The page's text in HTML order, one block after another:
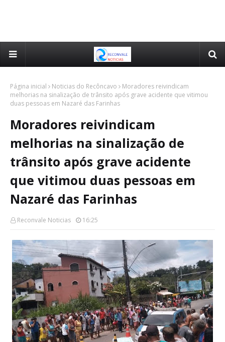
Página inicial Noticias do Recôncavo
Moradores reivindicam
melhorias na sinalização de trânsito após grave acidente que vitimou
duas pessoas em Nazaré das Farinhas
Moradores reivindicam
melhorias na sinalização de
trânsito após grave acidente
que vitimou duas pessoas em
Nazaré das Farinhas
Reconvale Noticias 16:25